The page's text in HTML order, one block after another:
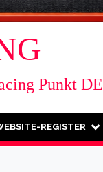
Punkt DE
REGISTER